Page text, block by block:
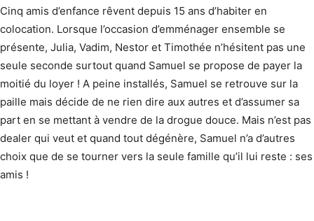
Cinq amis d’enfance rêvent depuis 15 ans d’habiter en
colocation. Lorsque l’occasion d’emménager ensemble se
présente, Julia, Vadim, Nestor et Timothée n’hésitent pas une
seule seconde surtout quand Samuel se propose de payer la
moitié du loyer ! A peine installés, Samuel se retrouve sur la
paille mais décide de ne rien dire aux autres et d’assumer sa
part en se mettant à vendre de la drogue douce. Mais n’est pas
dealer qui veut et quand tout dégénère, Samuel n’a d’autres
choix que de se tourner vers la seule famille qu’il lui reste : ses
amis !